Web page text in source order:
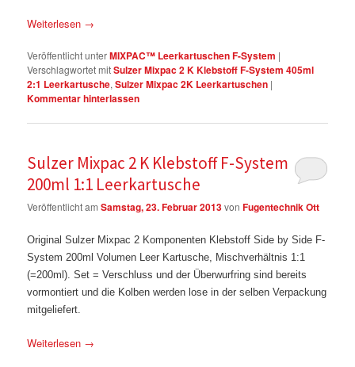
Weiterlesen →
Veröffentlicht unterMIXPAC™ Leerkartuschen F-System |
Verschlagwortet mitSulzer Mixpac 2 K Klebstoff F-System 405ml
2:1 Leerkartusche,Sulzer Mixpac 2K Leerkartuschen |
Kommentar hinterlassen
Sulzer Mixpac 2 K Klebstoff F-System
200ml 1:1 Leerkartusche
Veröffentlicht amSamstag, 23. Februar 2013vonFugentechnik Ott
Original Sulzer Mixpac 2 Komponenten Klebstoff Side by Side F-
System 200ml Volumen Leer Kartusche, Mischverhältnis 1:1
(=200ml). Set = Verschluss und der Überwurfring sind bereits
vormontiert und die Kolben werden lose in der selben Verpackung
mitgeliefert.
Weiterlesen →